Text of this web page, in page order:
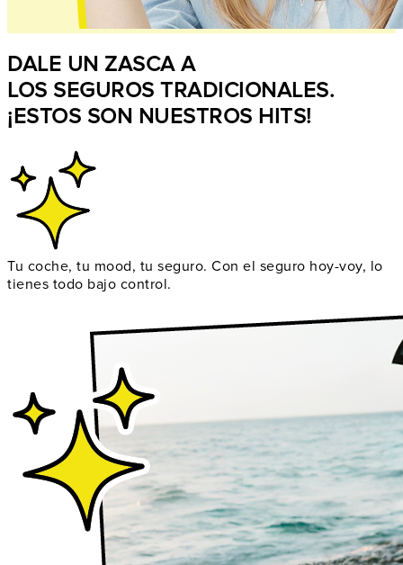
DALE UN ZASCA A
LOS SEGUROS TRADICIONALES.
¡ESTOS SON NUESTROS HITS!
Tu coche, tu mood, tu seguro. Con el seguro hoy-voy, lo
tienes todo bajo control.